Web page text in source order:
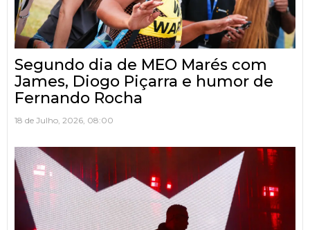
Segundo dia de MEO Marés com
James, Diogo Piçarra e humor de
Fernando Rocha
18 de Julho, 2026, 08:00